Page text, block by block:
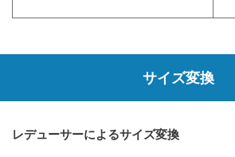
サイズ変換
レデューサーによるサイズ変換